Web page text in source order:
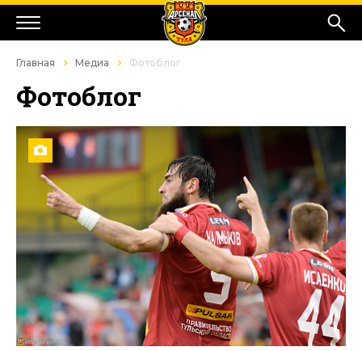
Главная Медиа Фотоблог
Фотоблог